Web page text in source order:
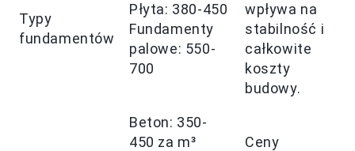
Typy
fundamentów
Płyta: 380-450
Fundamenty
palowe: 550-
700
wpływa na
stabilność i
całkowite
koszty
budowy.
Beton: 350-
450 za m³
Ceny